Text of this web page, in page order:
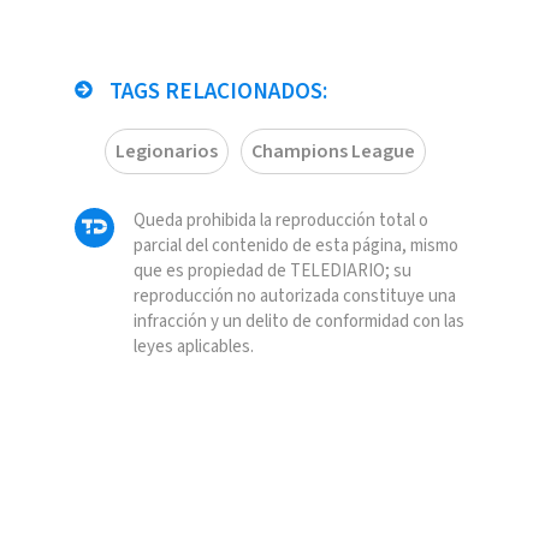
TAGS RELACIONADOS:
Legionarios Champions League
Queda prohibida la reproducción total o
parcial del contenido de esta página, mismo
que es propiedad de TELEDIARIO; su
reproducción no autorizada constituye una
infracción y un delito de conformidad con las
leyes aplicables.